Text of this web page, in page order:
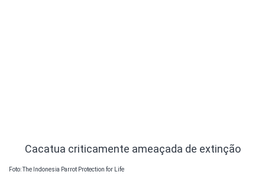
Cacatua criticamente ameaçada de extinção
Foto: The Indonesia Parrot Protection for Life